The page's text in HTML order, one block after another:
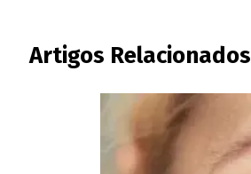
Artigos Relacionados